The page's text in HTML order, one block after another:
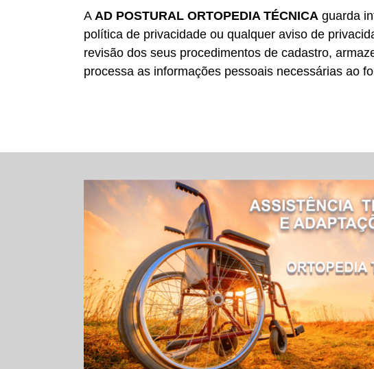
A AD POSTURAL ORTOPEDIA TÉCNICA guarda
política de privacidade ou qualquer aviso de
revisão dos seus procedimentos de cadastro,
processa as informações pessoais necessárias ao